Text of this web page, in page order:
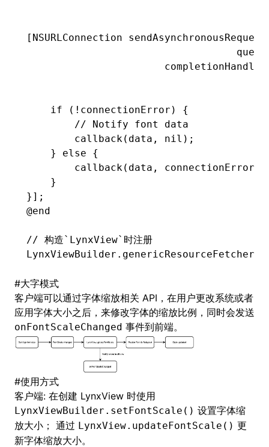
[ NSURLConnection sendAsynchronousRequest
                                   queue
                       completionHandler
    if
( ! connectionError) {
        // Notify font data
        callback(data
, nil );
    }
else {
        callback(data
,
connectionError);
    }
} ];
@end
// 构造`LynxView`时注册
LynxViewBuilder.genericResourceFetcher
#大字模式
客户端可以通过字体缩放相关 API，在用户更改系统或者
应用字体大小之后，来修改字体的缩放比例，同时会发送
onFontScaleChanged 事件到前端。
#使用方式
客户端: 在创建 LynxView 时使用
LynxViewBuilder.setFontScale() 设置字体缩
放大小； 通过 LynxView.updateFontScale() 更
新字体缩放大小。